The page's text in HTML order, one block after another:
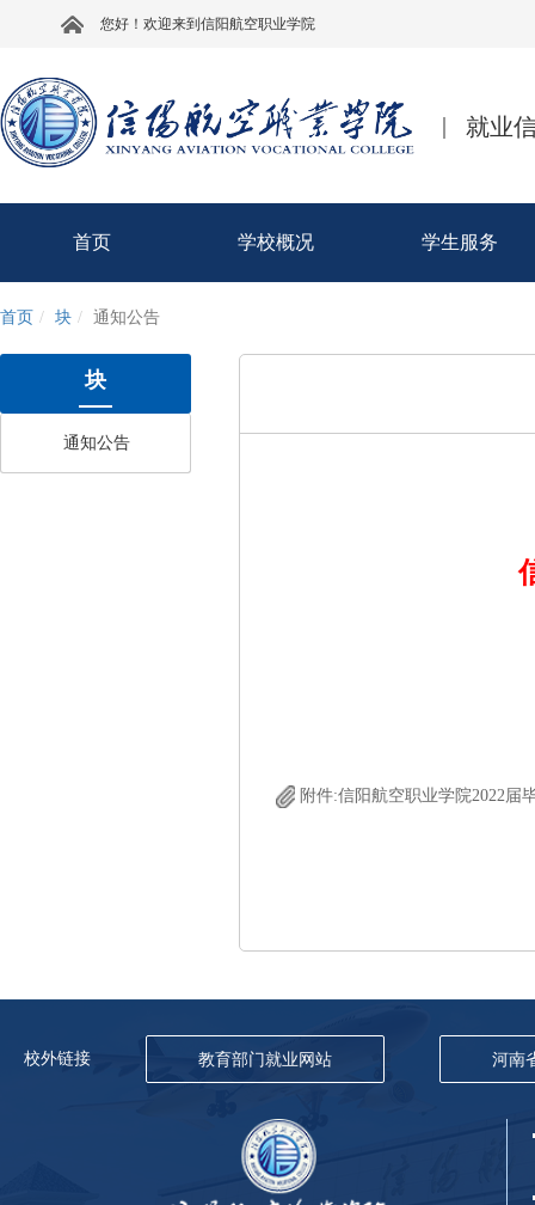
您好！欢迎来到信阳航空职业学院
| 就业
首页 学校概况 学生服务
首页 块 通知公告
块
通知公告
附件:信阳航空职业学院2022届
校外链接 教育部门就业网站 河南